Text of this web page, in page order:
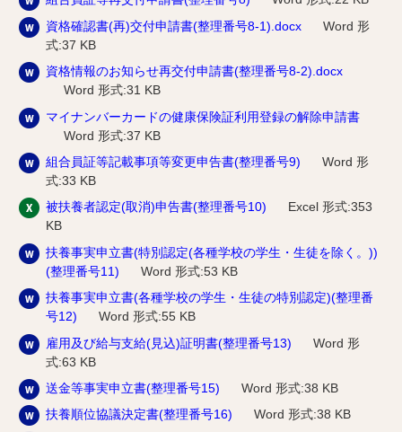
資格確認書(再)交付申請書(整理番号8-1).docx
Word 形
式:37 KB
資格情報のお知らせ再交付申請書(整理番号8-2).docx
Word 形式:31 KB
マイナンバーカードの健康保険証利用登録の解除申請書
Word 形式:37 KB
組合員証等記載事項等変更申告書(整理番号9)
Word 形
式:33 KB
被扶養者認定(取消)申告書(整理番号10)
Excel 形式:353
KB
扶養事実申立書(特別認定(各種学校の学生・生徒を除く。))
(整理番号11)
Word 形式:53 KB
扶養事実申立書(各種学校の学生・生徒の特別認定)(整理番
号12)
Word 形式:55 KB
雇用及び給与支給(見込)証明書(整理番号13)
Word 形
式:63 KB
送金等事実申立書(整理番号15)
Word 形式:38 KB
扶養順位協議決定書(整理番号16)
Word 形式:38 KB